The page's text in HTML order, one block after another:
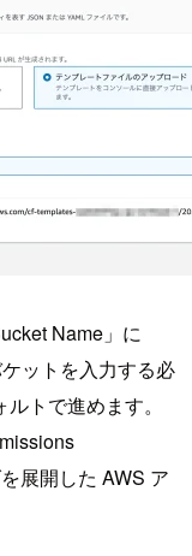
Name」に
ットを入力する必
トで進めます。
展開した AWS ア